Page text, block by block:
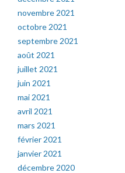
novembre 2021
octobre 2021
septembre 2021
août 2021
juillet 2021
juin 2021
mai 2021
avril 2021
mars 2021
février 2021
janvier 2021
décembre 2020